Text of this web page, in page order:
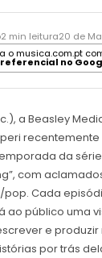
2 min leitura20 de
o musica.com.pt
no
a Beasley
da
com
Cada
ao público uma
e produzir
por trás